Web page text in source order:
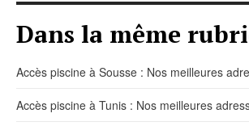
Dans la même
Accès piscine à Sousse : Nos meilleures
Accès piscine à Tunis : Nos meilleures